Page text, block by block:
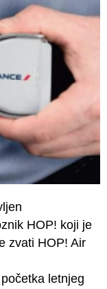
HOP! koji je
zvati HOP! Air
letnjeg